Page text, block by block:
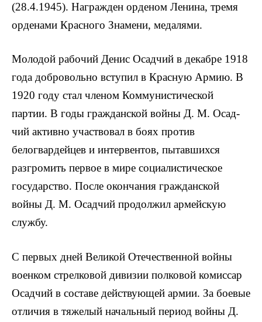
(28.4.1945). Награжден орденом Ленина, тремя
орденами Красного Знамени, медалями.
Молодой рабочий Денис Осадчий в декабре 1918
года добровольно вступил в Красную Армию. В
1920 году стал членом Коммунисти­ческой
партии. В годы гражданской войны Д. М. Осад­
чий активно участвовал в боях против
белогвардейцев и интервентов, пытавшихся
разгромить первое в мире социалистическое
государство. После окончания граж­данской
войны Д. М. Осадчий продолжил армейскую
службу.
С первых дней Великой Отечественной войны
военком стрелковой дивизии полковой комиссар
Осадчий в составе действующей армии. За боевые
отличия в тя­желый начальный период войны Д.